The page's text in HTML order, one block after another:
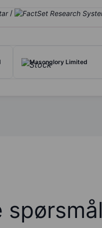
/
Masonglory Limited